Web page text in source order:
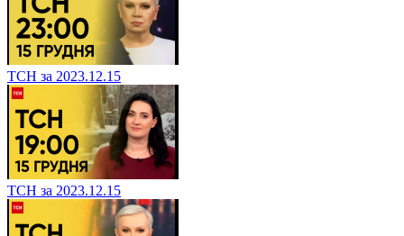
ТСН за 2023.12.15
ТСН за 2023.12.15